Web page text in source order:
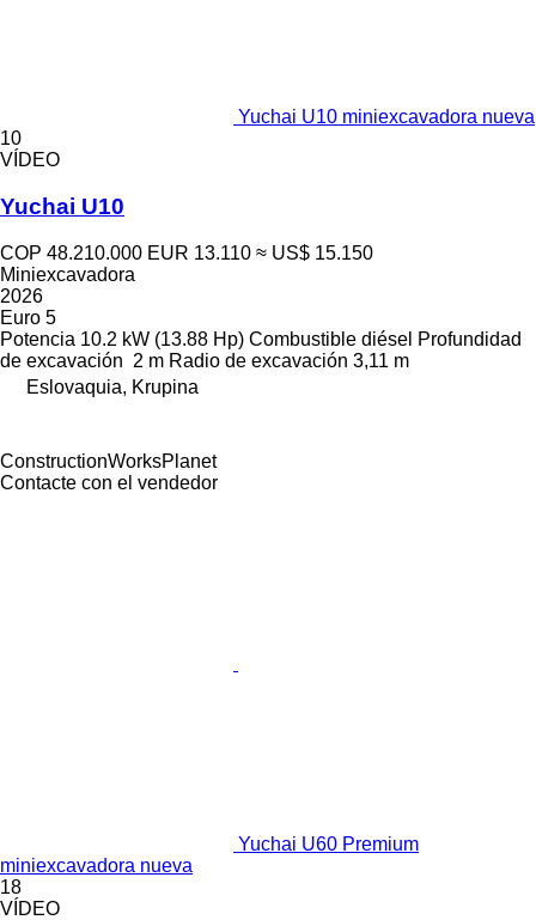
Yuchai U10 miniexcavadora nueva
10
VÍDEO
Yuchai U10
COP 48.210.000 EUR 13.110 ≈ US$ 15.150
Miniexcavadora
2026
Euro 5
Potencia 10.2 kW (13.88 Hp) Combustible diésel Profundidad
de excavación 2 m Radio de excavación 3,11 m
Eslovaquia, Krupina
ConstructionWorksPlanet
Contacte con el vendedor
Yuchai U60 Premium
miniexcavadora nueva
18
VÍDEO